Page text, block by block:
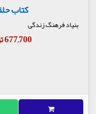
کتاب
بنیاد فرهنگ زندگی
677,700 تومان